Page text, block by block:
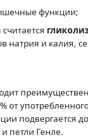
функции;
натрия и калия,
от
подвергается
петли Генле.